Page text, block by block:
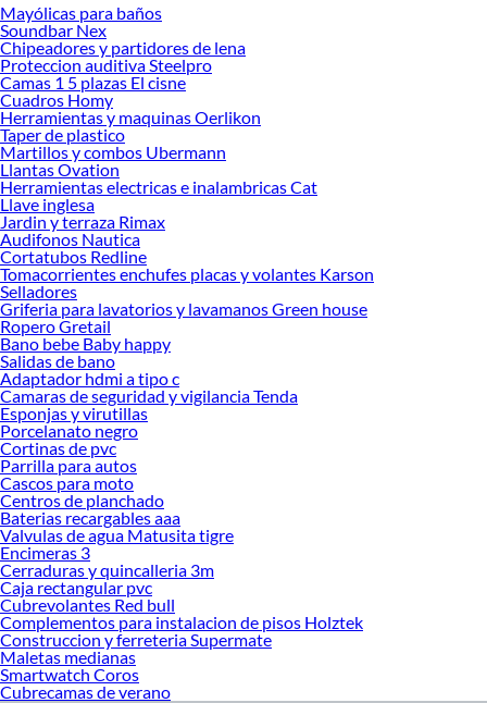
Mayólicas para baños
Soundbar Nex
Chipeadores y partidores de lena
Proteccion auditiva Steelpro
Camas 1 5 plazas El cisne
Cuadros Homy
Herramientas y maquinas Oerlikon
Taper de plastico
Martillos y combos Ubermann
Llantas Ovation
Herramientas electricas e inalambricas Cat
Llave inglesa
Jardin y terraza Rimax
Audifonos Nautica
Cortatubos Redline
Tomacorrientes enchufes placas y volantes Karson
Selladores
Griferia para lavatorios y lavamanos Green house
Ropero Gretail
Bano bebe Baby happy
Salidas de bano
Adaptador hdmi a tipo c
Camaras de seguridad y vigilancia Tenda
Esponjas y virutillas
Porcelanato negro
Cortinas de pvc
Parrilla para autos
Cascos para moto
Centros de planchado
Baterias recargables aaa
Valvulas de agua Matusita tigre
Encimeras 3
Cerraduras y quincalleria 3m
Caja rectangular pvc
Cubrevolantes Red bull
Complementos para instalacion de pisos Holztek
Construccion y ferreteria Supermate
Maletas medianas
Smartwatch Coros
Cubrecamas de verano